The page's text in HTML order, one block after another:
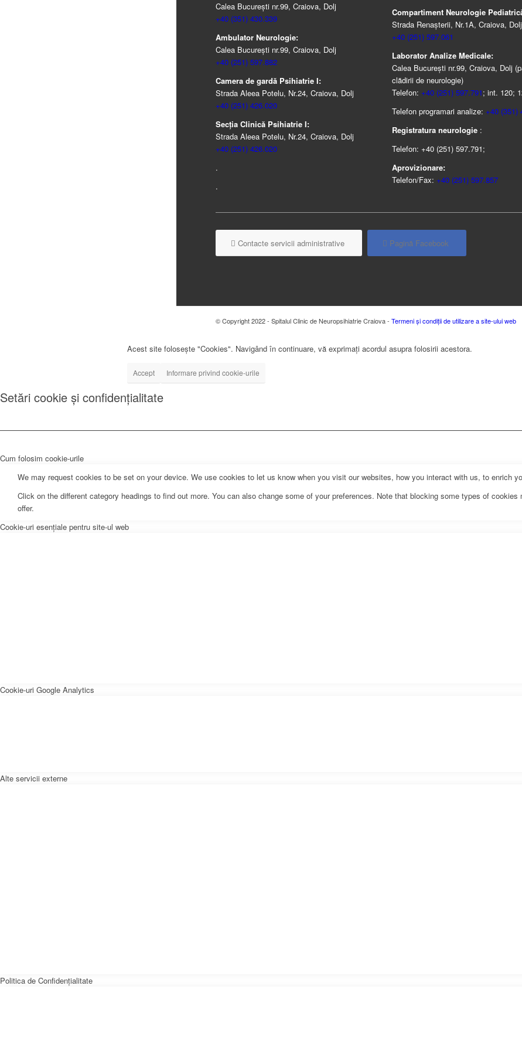
Calea București nr.99, Craiova, Dolj
+40 (351) 430.339
Ambulator Neurologie:
Calea București nr.99, Craiova, Dolj
+40 (251) 597.882
Camera de gardă Psihiatrie I:
Strada Aleea Potelu, Nr.24, Craiova, Dolj
+40 (251) 426.020
Secția Clinică Psihiatrie I:
Strada Aleea Potelu, Nr.24, Craiova, Dolj
+40 (251) 426.020
.
.
Compartiment Neurologie
Strada Renaşterii, Nr.1A, Craiova, Dolj
+40 (251) 597.061
Laborator Analize Medicale:
Calea București nr.99, Craiova, Dolj
clădirii de neurologie)
Telefon: +40 (251) 597.791; int. 120;
Telefon programari analize: +40 (351)
Registratura neurologie:
Telefon: +40 (251) 597.791;
Aprovizionare:
Telefon/Fax: +40 (251) 597.857
Contacte servicii administrative Pagină Facebook
© Copyright 2022 - Spitalul Clinic de Neuropsihiatrie Craiova - Termeni și condiții de utilizare a site-ului web
Acest site folosește "Cookies". Navigând în continuare, vă exprimați acordul asupra folosirii acestora.
Accept Informare privind cookie-urile
Setări cookie și confidențialitate
Cum folosim cookie-urile
We may request cookies to be set on your device. We use cookies to let us know when you visit our websites, how you interact with us, to enrich
Click on the different category headings to find out more. You can also change some of your preferences. Note that blocking some types of
offer.
Cookie-uri esențiale pentru site-ul web
Cookie-uri Google Analytics
Alte servicii externe
Politica de Confidențialitate